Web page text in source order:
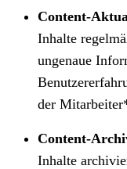
Content-
Inhalte
ungenaue
der
Content-
Inhalte